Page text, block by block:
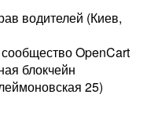
водителей (Киев,
OpenCart
блокчейн
25)